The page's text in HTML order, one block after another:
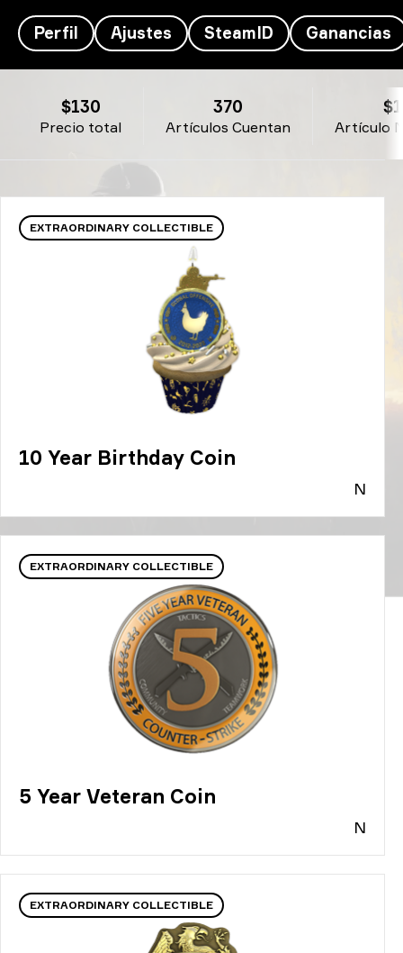
Perfil Ajustes SteamID Ganancias
Precio total
$130
Artículos Cuentan
370
Artículo
EXTRAORDINARY COLLECTIBLE
10 Year Birthday Coin
N
EXTRAORDINARY COLLECTIBLE
5 Year Veteran Coin
N
EXTRAORDINARY COLLECTIBLE